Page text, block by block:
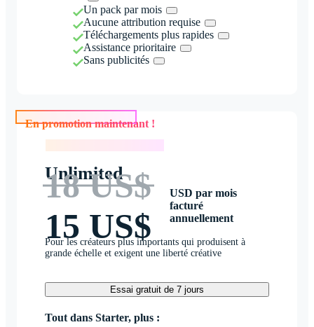
Un pack par mois
Aucune attribution requise
Téléchargements plus rapides
Assistance prioritaire
Sans publicités
En promotion maintenant !
Unlimited
18 US$
15 US$
USD par mois
facturé
annuellement
Pour les créateurs plus importants qui produisent à
grande échelle et exigent une liberté créative
Essai gratuit de 7 jours
Tout dans Starter, plus :